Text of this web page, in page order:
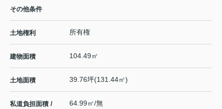
その他条件
土地権利 所有権
建物面積 104.49㎡
土地面積 39.76坪(131.44㎡)
私道負担面積 /
64.99㎡/無